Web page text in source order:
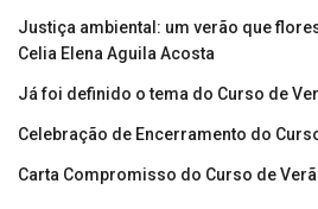
Justiça ambiental: um verão que
Celia Elena Aguila Acosta
Já foi definido o tema do Curso de
Celebração de Encerramento do
Carta Compromisso do Curso de